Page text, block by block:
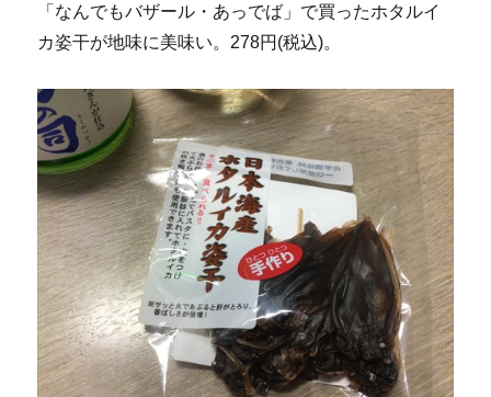
「なんでもバザール・あっでば」で買ったホタルイ
カ姿干が地味に美味い。278円(税込)。